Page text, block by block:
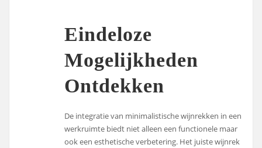
Eindeloze
Mogelijkheden
Ontdekken
De integratie van minimalistische wijnrekken in een
werkruimte biedt niet alleen een functionele maar
ook een esthetische verbetering. Het juiste wijnrek